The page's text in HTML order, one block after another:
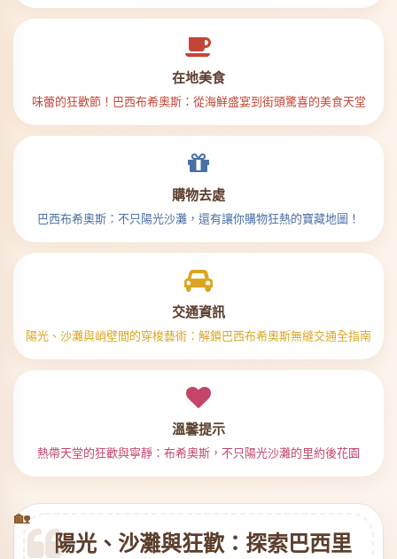
在地美食
味蕾的狂歡節！巴西布希奧斯：從海鮮盛宴到街頭驚喜的美食天堂
購物去處
巴西布希奧斯：不只陽光沙灘，還有讓你購物狂熱的寶藏地圖！
交通資訊
陽光、沙灘與峭壁間的穿梭藝術：解鎖巴西布希奧斯無縫交通全指南
溫馨提示
熱帶天堂的狂歡與寧靜：布希奧斯，不只陽光沙灘的里約後花園
陽光、沙灘與狂歡：探索巴西里